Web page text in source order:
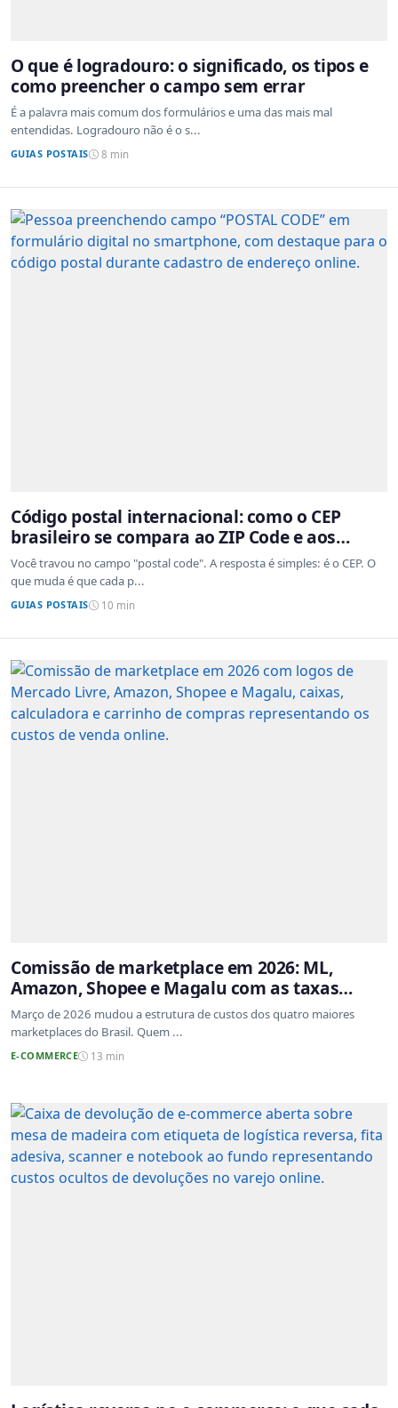
O que é logradouro: o significado, os tipos e
como preencher o campo sem errar
É a palavra mais comum dos formulários e uma das mais mal
entendidas. Logradouro não é o s...
GUIAS POSTAIS 8 min
Código postal internacional: como o CEP
brasileiro se compara ao ZIP Code e aos
sistemas de outros países
Você travou no campo "postal code". A resposta é simples: é o CEP. O
que muda é que cada p...
GUIAS POSTAIS 10 min
Comissão de marketplace em 2026: ML,
Amazon, Shopee e Magalu com as taxas
atualizadas
Março de 2026 mudou a estrutura de custos dos quatro maiores
marketplaces do Brasil. Quem ...
E-COMMERCE 13 min